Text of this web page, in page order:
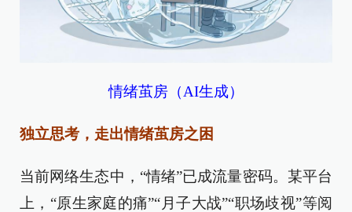
情绪茧房（AI生成）
独立思考，走出情绪茧房之困
当前网络生态中，“情绪”已成流量密码。某平台
上，“原生家庭的痛”“月子大战”“职场歧视”等阅